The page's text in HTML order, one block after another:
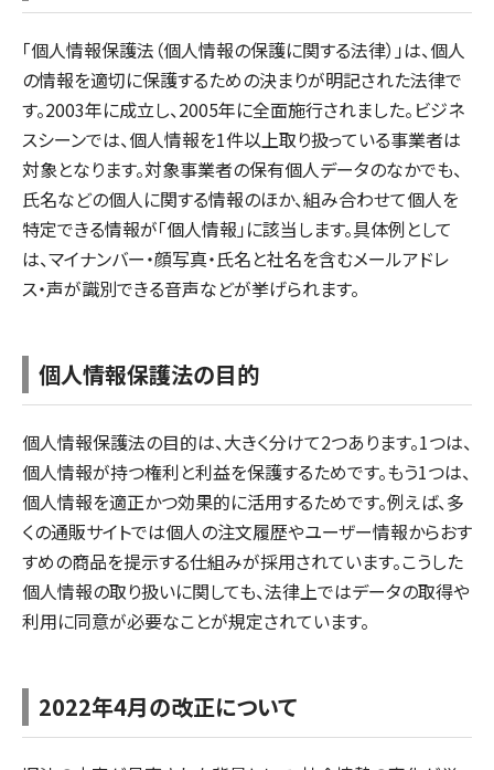
「個人情報保護法（個人情報の保護に関する法律）」は、個人
の情報を適切に保護するための決まりが明記された法律で
す。2003年に成立し、2005年に全面施行されました。ビジネ
スシーンでは、個人情報を1件以上取り扱っている事業者は
対象となります。対象事業者の保有個人データのなかでも、
氏名などの個人に関する情報のほか、組み合わせて個人を
特定できる情報が「個人情報」に該当します。具体例として
は、マイナンバー・顔写真・氏名と社名を含むメールアドレ
ス・声が識別できる音声などが挙げられます。
個人情報保護法の目的
個人情報保護法の目的は、大きく分けて2つあります。1つは、
個人情報が持つ権利と利益を保護するためです。もう1つは、
個人情報を適正かつ効果的に活用するためです。例えば、多
くの通販サイトでは個人の注文履歴やユーザー情報からおす
すめの商品を提示する仕組みが採用されています。こうした
個人情報の取り扱いに関しても、法律上ではデータの取得や
利用に同意が必要なことが規定されています。
2022年4月の改正について